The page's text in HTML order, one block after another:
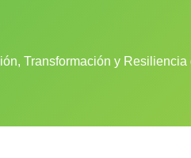
Transformación y